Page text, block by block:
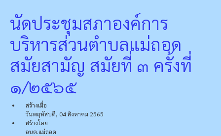
นัดประชุมสภาองค์การ
บริหารส่วนตำบลแม่ถอด
สมัยสามัญ สมัยที่ ๓ ครั้งที่
๑/๒๕๖๕
สร้างเมื่อ
วันพฤหัสบดี, 04 สิงหาคม 2565
สร้างโดย
อบต.แม่ถอด